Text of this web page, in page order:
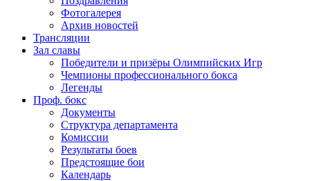
Фотогалерея
Архив новостей
Трансляции
Зал славы
Победители и призёры Олимпийских Игр
Чемпионы профессионального бокса
Легенды
Проф. бокс
Документы
Структура департамента
Комиссии
Результаты боев
Предстоящие бои
Календарь